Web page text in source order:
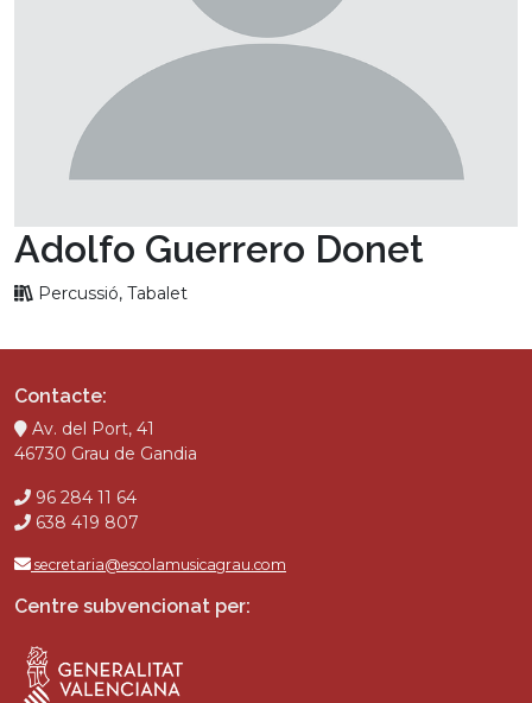
Adolfo Guerrero Donet
Percussió, Tabalet
Contacte:
Av. del Port, 41
46730 Grau de Gandia
96 284 11 64
638 419 807
secretaria@escolamusicagrau.com
Centre subvencionat per: